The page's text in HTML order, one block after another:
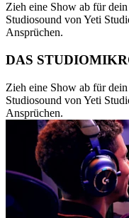
Zieh eine Show ab für
Studiosound von Yeti
Ansprüchen.
DAS
Zieh eine Show ab für
Studiosound von Yeti
Ansprüchen.